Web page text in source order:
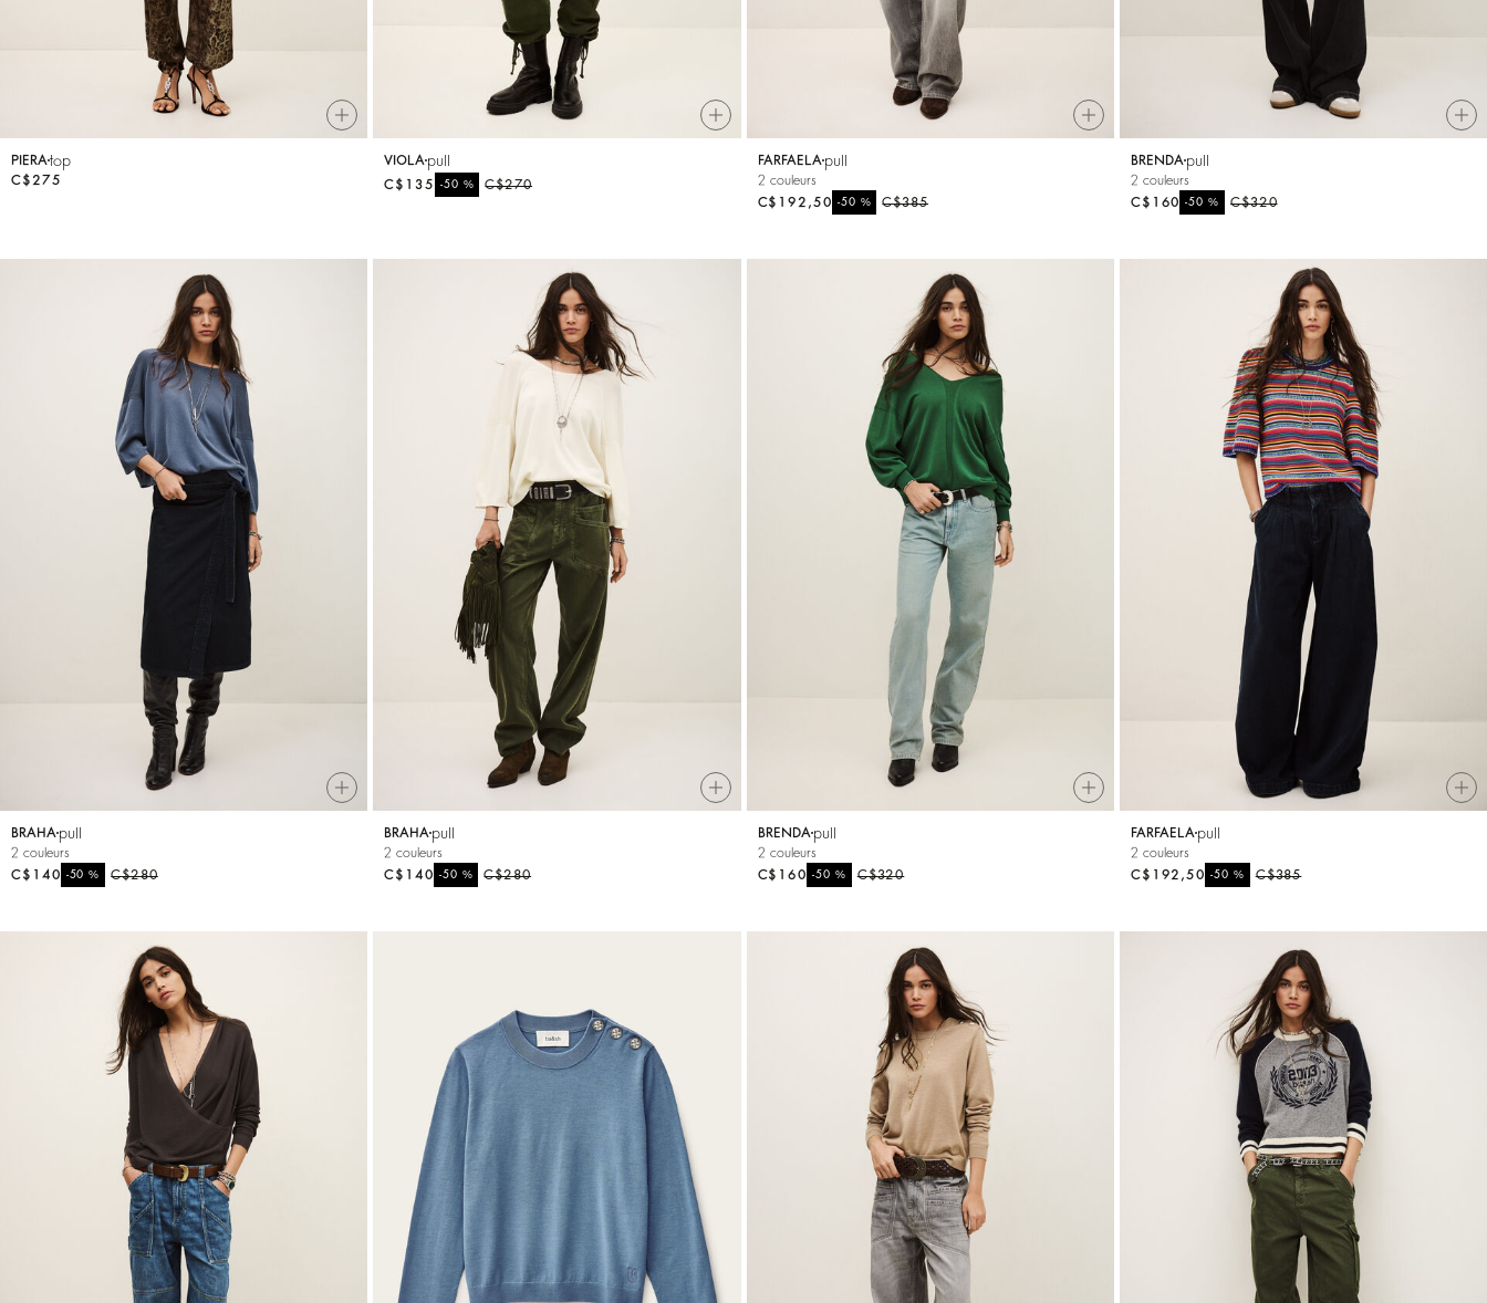
PIERA top
C$275
VIOLA pull
C$270
-50 %
C$135
FARFAELA pull
2 couleurs
C$385
-50 %
C$192,50
BRENDA pull
2 couleurs
C$320
-50%
C$160
BRAHA pull
2 couleurs
C$280
-50%
C$140
BRAHA pull
2 couleurs
C$280
-50 %
C$140
BRENDA pull
2 couleurs
C$320
-50 %
C$160
FARFAELA pull
2 couleurs
C$385
-50 %
C$192,50